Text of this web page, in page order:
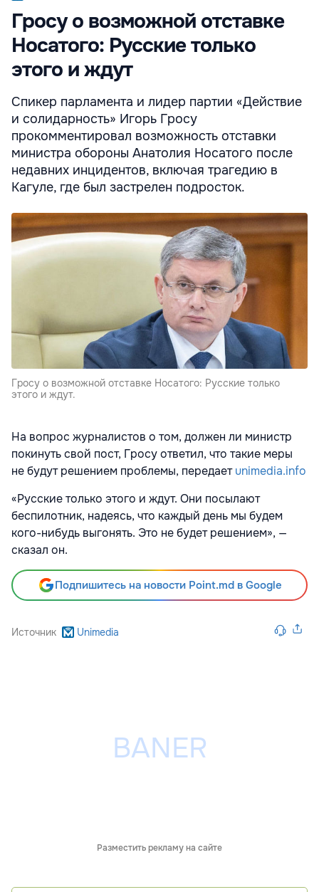
Гросу о возможной отставке
Носатого: Русские только
этого и ждут
Спикер парламента и лидер партии «Действие
и солидарность» Игорь Гросу
прокомментировал возможность отставки
министра обороны Анатолия Носатого после
недавних инцидентов, включая трагедию в
Кагуле, где был застрелен подросток.
Гросу о возможной отставке Носатого: Русские только
этого и ждут.
На вопрос журналистов о том, должен ли министр
покинуть свой пост, Гросу ответил, что такие меры
не будут решением проблемы, передаетunimedia.info
«Русские только этого и ждут. Они посылают
беспилотник, надеясь, что каждый день мы будем
кого-нибудь выгонять. Это не будет решением», —
сказал он.
Подпишитесь на новости Point.md в Google
Источник Unimedia
Разместить рекламу на сайте